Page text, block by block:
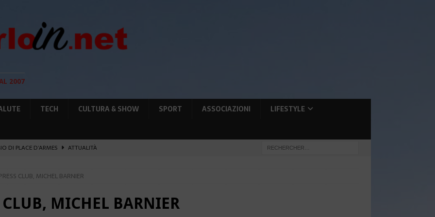
2007
TECH CULTURA & SHOW SPORT ASSOCIAZIONI
LIFESTYLE
DI PLACE D’ARMES
ATTUALITÀ
AGOSTO, LE PRECAUZIONI PER OSSERVARLA
SOSTIENE LA RIFORMA
CULTURA&SHOW
SULLE NUOVE RISORSE
CLUB, MICHEL BARNIER
MICHEL BARNIER